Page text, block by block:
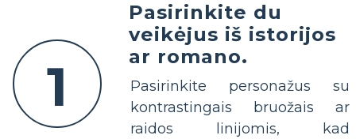
1
Pasirinkite du
veikėjus iš istorijos
ar romano.
Pasirinkite personažus su
kontrastingais bruožais ar
raidos linijomis, kad